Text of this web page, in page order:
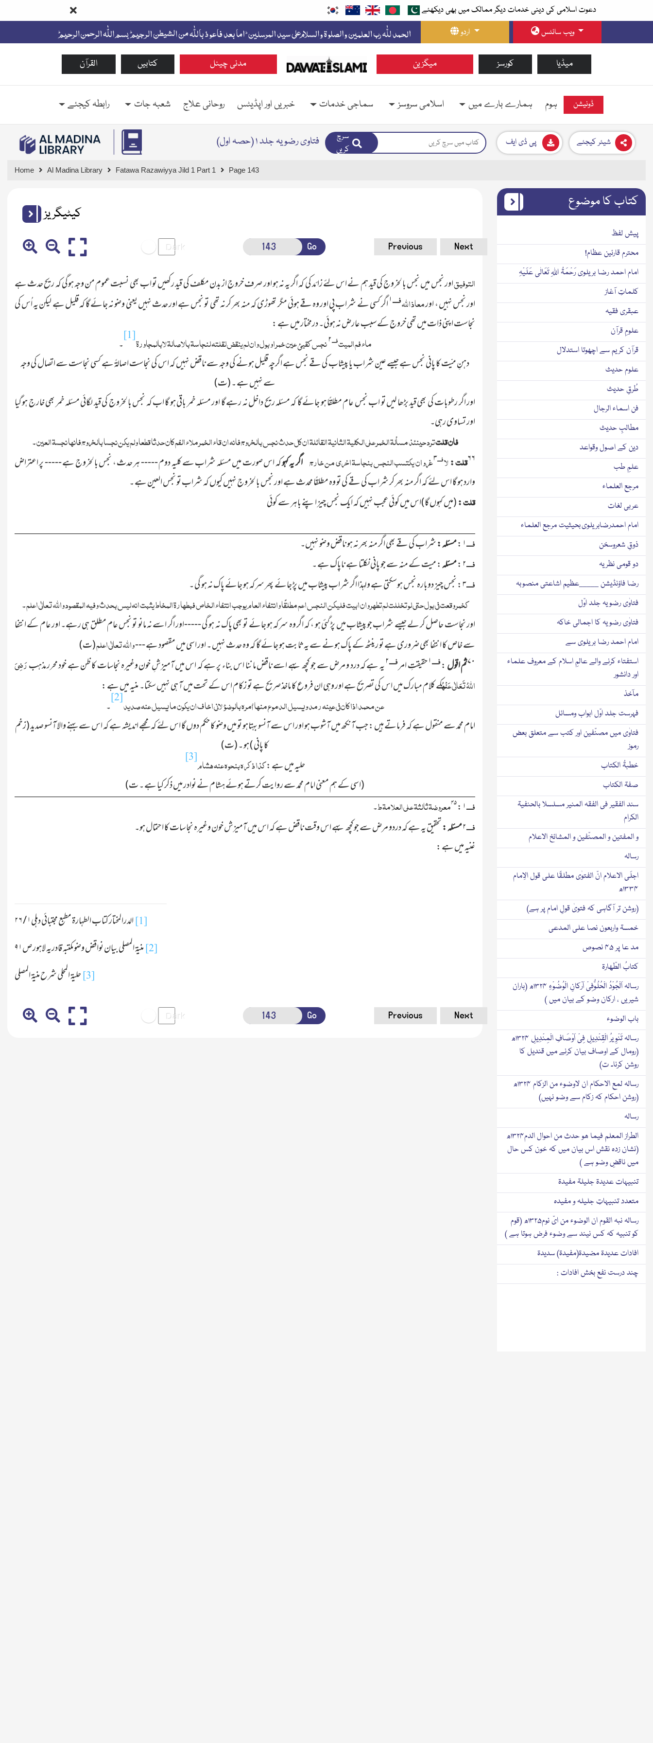
دعوت اسلامی کی دینی خدمات دیگر ممالک میں بھی دیکھئے
اردو
ویب سائٹس
القرآن کتابیں مدنی چینل میگزین کورسز میڈیا
ہوم ہمارے بارے میں اسلامی سروسز سماجی خدمات خبریں اور اپڈیٹس روحانی علاج شعبہ جات رابطہ کیجئے ڈونیشن
فتاوی رضویہ جلد ۱ (حصہ اول)
سرچ
کریں
پی ڈی ایف شیئر کیجئے
Home Al Madina Library Fatawa Razawiyya Jild 1 Part 1 Page 143
کیٹیگریز
Go Previous Next
التوفیقاور نجس میں نجس بالخروج کی قید ہم نے اس لئے زائد کی کہ اگر یہ نہ ہو اور صرف خروج از بدن مکلف کی قید رکھیں تو اب بھی نسبت عموم من وجہ ہوگی کہ ریح حدث ہے
اور نجس نہیں ، اورمعاذ اللهفــــ۱اگر کسی نے شراب پی اور وہ قے ہوئی مگر تھوڑی کہ منہ بھر کر نہ تھی تو نجس ہے اور حدث نہیں یعنی وضو نہ جائے گا کہ قلیل ہے لیکن یہ اُس کی
نجاست اپنی ذات میں تھی خروج کے سبب عارض نہ ہوئی۔ درمختار میں ہے :
ماء فم المیتفــــ۲نجس کقیئ عین خمر او بول وان لم ینقض لقلتہ لنجاسۃ بالاصالۃ لابالمجاورۃ[1]۔
دہنِ میّت کا پانی نجس ہے جیسے عین شراب یا پیشاب کی قے نجس ہے اگرچہ قلیل ہونے کی وجہ سے ناقض نہیں کہ اس کی نجاست اصالۃً ہے کسی نجاست سے اتصال کی وجہ
سے نہیں ہے ۔ (ت)
اور اگر رطوبات کی بھی قید بڑھا لیں تو اب نجس عام مطلقًا ہو جائے گا کہ مسئلہ ریح داخل نہ رہے گا اور مسئلہ خمر باقی ہو گا اب کہ نجس بالخروج کی قید لگائی مسئلہ خمر بھی خارج ہو گیا
اور تساوی رہی۔
فان قلتترد حینئذ مسألۃ الخمر علی الکلیۃ الثانیۃ القائلۃ ان کل حدث نجس بالخروج فانہ ان قاء الخمر ملاء الفم کان حدثا قطعا ولم یکن نجسا بالخروج فانھا نجسۃ العین۔
۶۶قلت:لافــــ۳غرو ان یکتسب النجس بنجاسۃ اخری من خارج اگر یہ کہوکہ اس صورت میں مسئلہ شراب سے کلیہ دوم ----- ہر حدث ، نجس بالخروج ہے ----- پر اعتراض
وارد ہو گا اس لئے کہ اگر منہ بھر کر شراب کی قے کی تو وہ مطلقًا محدث ہے اور نجس بالخروج نہیں کیوں کہ شراب تو نجس العین ہے ۔
قلت:(میں کہوں گا)اس میں کوئی عجب نہیں کہ ایك نجس چیز اپنے باہر سے کوئی
فــــ۱:مسئلہ :شراب کی قے بھی اگر منہ بھر نہ ہو ناقض وضو نہیں۔
فــــ۲:مسئلہ:میت کے منہ سے جو پانی نکلتا ہے ناپاك ہے ۔
فــــ۳:نجسچیزدوبارہنجسہوسکتیہےولہذااگر شراب پیشاب میں پڑ جائے پھر سرکہ ہو جائے پاك نہ ہو گی ۔
کخمر وقعت فی بول حتی لو تخللت لم تطھر وان ابیت فلیکن النجس اعم مطلقًا وانتفاء العام یوجب انتفاء الخاص فبطھارۃ المخاط یثبت انہ لیس بحدث وفیہ المقصود والله تعالٰی اعلم۔
اور نجاست حاصل کر لے جیسے شراب جو پیشاب میں پڑ گئی ہو ، کہ اگر وہ سرکہ ہو جائے تو بھی پاك نہ ہو گی -----اور اگر اسے نہ مانو تو نجس عام مطلق ہی رہے۔ اور عام کے انتفا
سے خاص کا انتفا بھی ضروری ہے تو رینٹھ کے پاك ہونے سے یہ ثابت ہو جائے گا کہ وہ حدث نہیں ۔ اور اسی میں مقصود ہے ---والله تعالٰی اعلم(ت)
۷۰ثم اقول:فــــ۱حقیقتِ امرفــــ۲یہ ہے کہ درد و مرض سے جو کچھ بہے اسے ناقض ماننا اس بناء پر ہے کہ اس میں آمیزشِ خون وغیرہ نجاسات کا ظن ہے خود محرر مذہبرَضِیَ
اللہُ تَعَالٰی عَنْہُکے کلام مبارك میں اس کی تصریح ہے اور وہی ان فروع کا ماخذ صریح ہے تو زکام اس کے تحت میں آ ہی نہیں سکتا۔ منیہ میں ہے :
عن محمد اذا کان فی عینہ رمد ویسیل الدموع منھا اٰمرہ بالوضوء لانی اخاف ان یکون ما یسیل عنہ صدید[2]۔
امام محمد سے منقول ہے کہ فرماتے ہیں : جب آنکھ میں آشوب ہو اور اس سے آنسو بہتاہو تو میں وضو کا حکم دوں گا اس لئے کہ مجھے اندیشہ ہے کہ اس سے بہنے والا آنسو صدید (زخم
کا پانی ) ہو ۔ (ت)
حلیہ میں ہے :کذا ذکرہ بنحوہ عنہ ھشام[3]
(اسی کے ہم معنی امام محمد سے روایت کرتے ہوئے ہشام نے نوادر میں ذکر کیا ہے ۔ ت)
فــــ۱:۴۵معروضۃ ثالثۃ علی العلامۃ ط۔
فــــ۲مسئلہ :تحقیق یہ ہے کہ دردو مرض سے جوکچھ بہے اس وقت ناقض ہے کہ اس میں آمیزش خون وغیرہ نجا سات کا احتمال ہو۔
غنیہ میں ہے :
[1]الدرالمختار کتاب الطہارۃ مطبع مجتبائی دہلی۱/۲۶
[2]منیۃ المصلی بیان نواقض وضو مکتبہ قادریہ لاہور ص۹۱
[3]حلیۃ المحلی شرح منیۃ المصلی
Go Previous Next
کتاب کا موضوع
پیش لفظ
محترم قارئین عظام!
امام احمد رضا بریلوی رَحْمَۃُ اللہِ تَعَالٰی عَلَیْہِ
کلماتِ آغاز
عبقری فقیہ
علومِ قرآن
قرآن کریم سے اچھوتا استدلال
علوم حدیث
طُرقِ حدیث
فن اسماء الرجال
مطالبِ حدیث
دین کے اصول وقواعد
علمِ طب
مرجع العلماء
عربی لغات
امام احمدرضابریلوی بحیثیت مرجع العلماء
ذوقِ شعروسخن
دو قومی نظریہ
رضا فاؤنڈیشن _____عظیم اشاعتی منصوبہ
فتاوٰی رضویہ جلد اوّل
فتاوٰی رضویہ کا اجمالی خاکہ
امام احمد رضا بریلوی سے
استفتاء کرنے والے عالمِ اسلام کے معروف علماء
اور دانشور
مآخذ
فہرست جلد اوّل ابواب ومسائل
فتاوٰی میں مصنّفین اور کتب سے متعلق بعض
رموز
خطبۃُ الکتاب
صفۃ الکتاب
سند الفقیر فی الفقہ المنیر مسلسلا بالحنفیۃ
الکرام
و المفتین و المصنّفین و المشائخ الاعلام
رسالہ
اجلَی الاعلام انّ الفتوٰی مطلقًا علی قول الاِمام
۱۳۳۴ھ
(روشن تر آگاہی کہ فتویٰ قولِ امام پر ہے)
خمسۃ واربعون نصا علی المدعی
مد عا پر ۴۵ نصوص
کتابُ الطّھارۃ
رسالہ اَلْجُوْدُ الْحُلُوُّفِیْ اَرْکانِ الْوُضُوْءِ ۱۳۲۴ھ (باران
شیریں ، ارکان وضو کے بیان میں )
باب الوضوء
رسالہ تَنْوِیرُ الْقِنْدِیلِ فِیْ اَوْصَافِ الْمِنْدِیلِ ۱۳۲۴ھ
(رومال کے اوصاف بیان کرنے میں قندیل کا
روشن کرنا۔ ت)
رسالہ لمع الاحکام ان لاوضوء من الزکام ۱۳۲۴ھ
(روشن احکام کہ زکام سے وضو نہیں)
رسالہ
الطراز المعلم فیما ھو حدث من احوال الدم۱۳۲۴ھ
(نشان زدہ نقش اس بیان میں کہ خون کس حال
میں ناقضِ وضو ہے )
تنبیہات عدیدۃ جلیلۃ مفیدۃ
متعدد تنبیہاتِ جلیلہ و مفیدہ
رسالہ نبہ القوم ان الوضوء من ایّ نوم۱۳۲۵ھ (قوم
کو تنبیہ کہ کس نیند سے وضوء فرض ہوتا ہے )
افادات عدیدۃ مضیدۃ(مفیدۃ) سدیدۃ
چند درست نفع بخش افادات :